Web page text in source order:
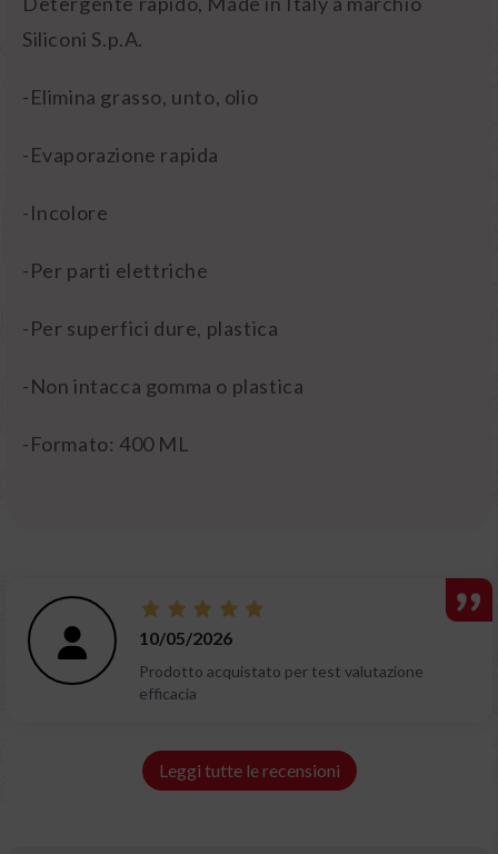
Siliconi S.p.A.
-Elimina grasso, unto, olio
-Evaporazione rapida
-Incolore
-Per parti elettriche
-Per superfici dure, plastica
-Non intacca gomma o plastica
-Formato: 400 ML
10/05/2026
Prodotto acquistato per test valutazione
efficacia
Leggi tutte le recensioni